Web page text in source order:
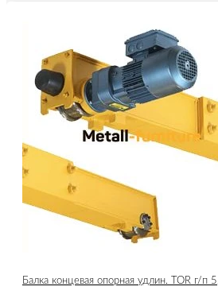
Балка концевая опорная удлин. TOR г/п